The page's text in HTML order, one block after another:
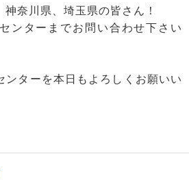
奈川県、埼玉県の皆さん！
ンターまでお問い合わせ下さい
ンターを本日もよろしくお願いい